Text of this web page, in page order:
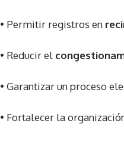
• Permitir registros en
• Reducir el
• Garantizar un proceso
• Fortalecer la